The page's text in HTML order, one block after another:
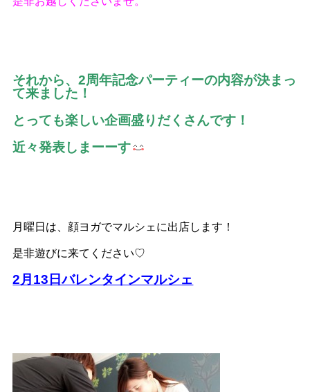
それから、2周年記念パーティーの内容が決まっ
て来ました！
とっても楽しい企画盛りだくさんです！
近々発表しまーーす
月曜日は、顔ヨガでマルシェに出店します！
是非遊びに来てください♡
2月13日バレンタインマルシェ